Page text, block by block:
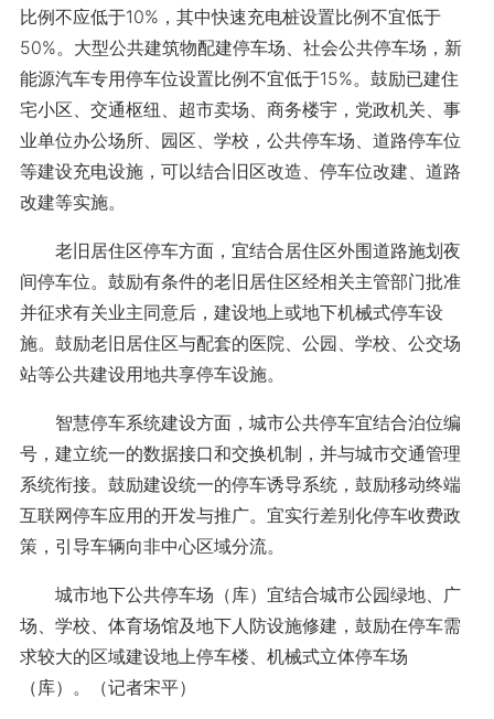
比例不应低于10%，其中快速充电桩设置比例不宜低于
50%。大型公共建筑物配建停车场、社会公共停车场，新
能源汽车专用停车位设置比例不宜低于15%。鼓励已建住
宅小区、交通枢纽、超市卖场、商务楼宇，党政机关、事
业单位办公场所、园区、学校，公共停车场、道路停车位
等建设充电设施，可以结合旧区改造、停车位改建、道路
改建等实施。
老旧居住区停车方面，宜结合居住区外围道路施划夜
间停车位。鼓励有条件的老旧居住区经相关主管部门批准
并征求有关业主同意后，建设地上或地下机械式停车设
施。鼓励老旧居住区与配套的医院、公园、学校、公交场
站等公共建设用地共享停车设施。
智慧停车系统建设方面，城市公共停车宜结合泊位编
号，建立统一的数据接口和交换机制，并与城市交通管理
系统衔接。鼓励建设统一的停车诱导系统，鼓励移动终端
互联网停车应用的开发与推广。宜实行差别化停车收费政
策，引导车辆向非中心区域分流。
城市地下公共停车场（库）宜结合城市公园绿地、广
场、学校、体育场馆及地下人防设施修建，鼓励在停车需
求较大的区域建设地上停车楼、机械式立体停车场
（库）。（记者宋平）